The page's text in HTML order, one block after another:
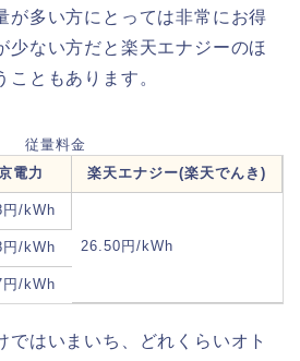
が多い方にとっては非常にお得
少ない方だと楽天エナジーのほ
こともあります。
従量料金
電力
楽天エナジー(楽天でんき)
円/kWh
26.50円/kWh
/kWh
/kWh
ではいまいち、どれくらいオト